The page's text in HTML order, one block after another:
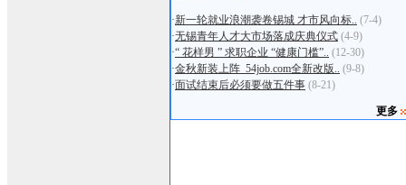
·新一轮就业浪潮袭卷锡城 才市风向标.. (7-4)
·无锡青年人才大市场落成庆典仪式 (4-9)
·“ 花样男 ” 求职企业 “健康门槛”.. (12-30)
·金秋新装上阵_54job.com全新改版.. (9-8)
·面试结束后必须要做五件事 (8-21)
更多